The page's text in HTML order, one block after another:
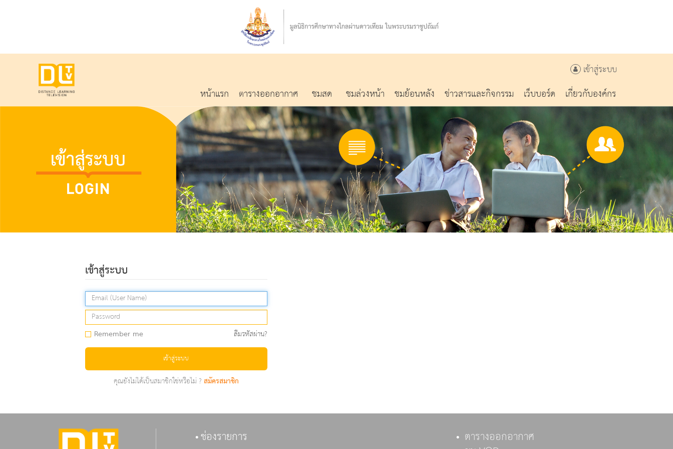
เข้าสู่ระบบ
หน้าแรก ตารางออกอากาศ ชมสด ชมล่วงหน้า ชมย้อนหลัง ข่าวสารและกิจกรรม เว็บบอร์ด เกี่ยวกับองค์กร
เข้าสู่ระบบ
Remember me ลืมรหัสผ่าน?
เข้าสู่ระบบ
คุณยังไม่ได้เป็นสมาชิกใช่หรือไม่ ?สมัครสมาชิก
ช่องรายการ ตารางออกอากาศ